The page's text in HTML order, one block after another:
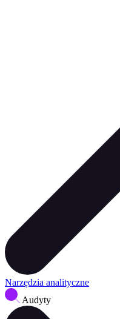
Narzędzia analityczne
Audyty